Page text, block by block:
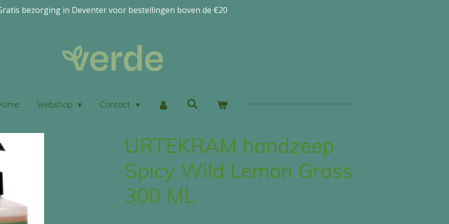
bezorging in Deventer voor bestellingen boven de €20
Webshop Contact
URTEKRAM handzeep
Spicy Wild Lemon Grass
300 ML